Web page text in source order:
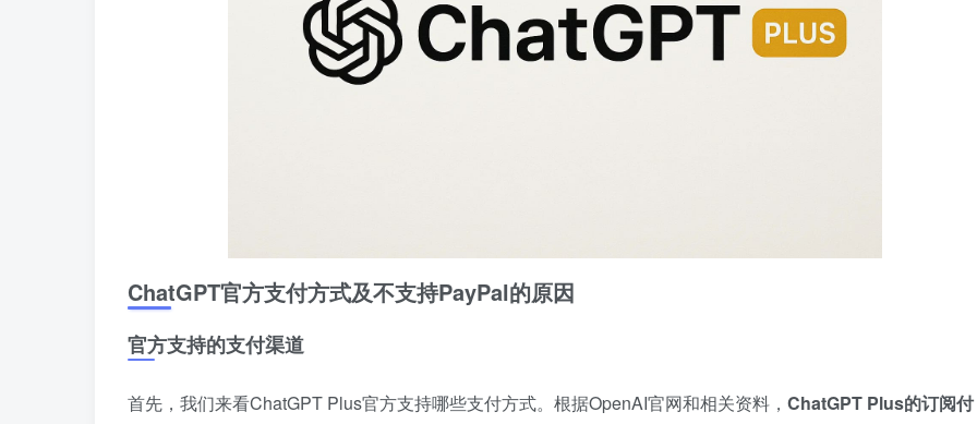
ChatGPT官方支付方式及不支持PayPal的原因
官方支持的支付渠道
首先，我们来看ChatGPT Plus官方支持哪些支付方式。根据OpenAI官网和相关资料， ChatGPT Plus的订阅付